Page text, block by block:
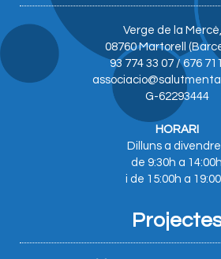
Verge de la
08760 Martorell
93 774 33 07 / 676
G-62293444
HORARI
Dilluns a
de 9:30h a 14:00h
i de 15:00h a